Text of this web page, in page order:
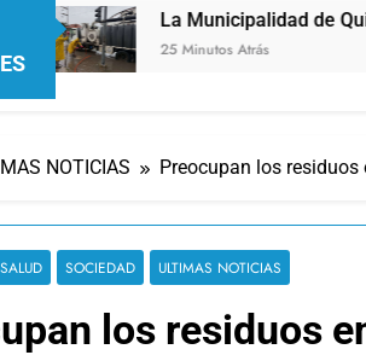
La Municipalidad de Quilmes
25 Minutos Atrás
NOTICIAS Preocupan los
SALUD SOCIEDAD ULTIMAS NOTICIAS
los residuos